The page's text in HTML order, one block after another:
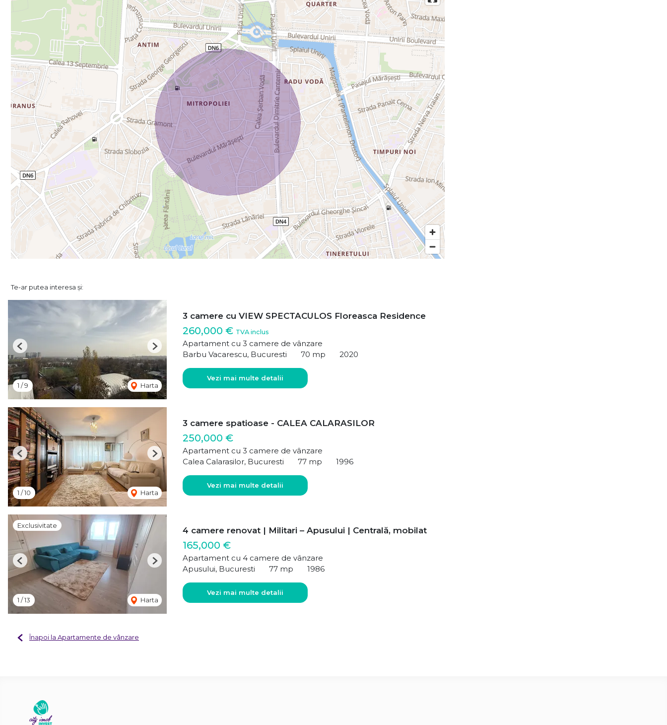
Te-ar putea interesa și:
1 /9 Harta
Previous Next
3 camere cu VIEW SPECTACULOS Floreasca Residence
260,000 € TVA inclus
Apartament cu 3 camere de vânzare
Barbu Vacarescu, Bucuresti
70 mp 2020
Vezi mai multe detalii
1 /10 Harta
Previous Next
3 camere spatioase - CALEA CALARASILOR
250,000 €
Apartament cu 3 camere de vânzare
Calea Calarasilor, Bucuresti
77 mp 1996
Vezi mai multe detalii
Exclusivitate
1 /13 Harta
Previous Next
4 camere renovat | Militari – Apusului | Centrală, mobilat
165,000 €
Apartament cu 4 camere de vânzare
Apusului, Bucuresti
77 mp 1986
Vezi mai multe detalii
Înapoi la Apartamente de vânzare